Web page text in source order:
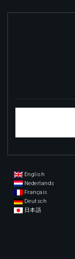
English
Nederlands
Français
Deutsch
日本語